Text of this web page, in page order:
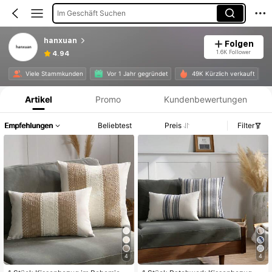
Im Geschäft Suchen
hanxuan
4.94
Folgen
1.6K Follower
Viele Stammkunden Vor 1 Jahr gegründet 49K Kürzlich verkauft
Produktinformation: Preisangabe, Verkaufs- und Lagerbestandsdetails.
Artikel Promo Kundenbewertungen
Empfehlungen Beliebtest Preis Filter
4 4